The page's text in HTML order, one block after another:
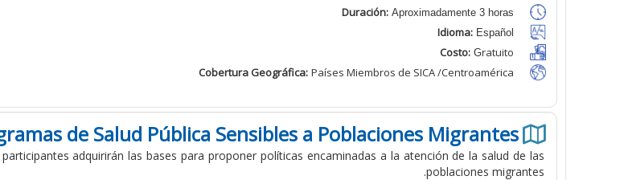
Duración: Aproximadamente 3 horas
Idioma: Español
Costo: Gratuito
Cobertura Geográfica: Países Miembros de SICA /Centroamérica
de Salud Pública Sensibles a Poblaciones Migrantes
adquirirán las bases para proponer políticas encaminadas a la atención de la salud de las
poblaciones migrantes.